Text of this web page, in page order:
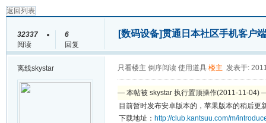
返回列表
32337
阅读
6
回复
[数码设备]贯通日本社区手机客户
离线skystar 只看楼主 倒序阅读 使用道具 楼主 发表于:
— 本帖被 skystar 执行置顶操作(2011-11-04)
目前暂时发布安卓版本的，苹果版本的稍后更
下载地址： http://club.kantsuu.com/m/